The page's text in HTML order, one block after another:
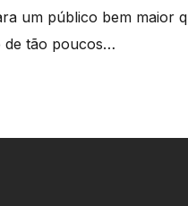
um público bem maior
de tão poucos…